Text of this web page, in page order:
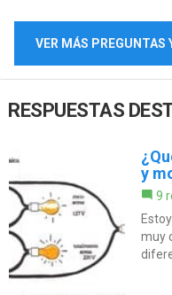
VER MÁS PREGUNTAS
RESPUESTAS
y
9
muy